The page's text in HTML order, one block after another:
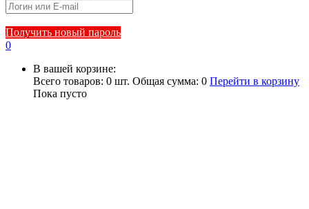
Получить новый пароль
0
В вашей корзине:
Всего товаров: 0 шт. Общая сумма: 0 Перейти в корзину
Пока пусто